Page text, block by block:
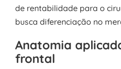
de rentabilidade para o
busca diferenciação no
Anatomia
frontal